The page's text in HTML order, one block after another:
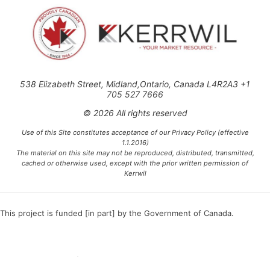
538 Elizabeth Street, Midland,Ontario, Canada L4R2A3 +1
705 527 7666
© 2026 All rights reserved
Use of this Site constitutes acceptance of our Privacy Policy (effective
1.1.2016)
The material on this site may not be reproduced, distributed, transmitted,
cached or otherwise used, except with the prior written permission of
Kerrwil
This project is funded [in part] by the Government of Canada.